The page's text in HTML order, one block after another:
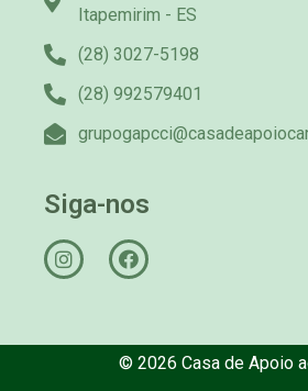
Itapemirim - ES
(28) 3027-5198
(28) 992579401
Siga-nos
© 2026 Casa de Apoio